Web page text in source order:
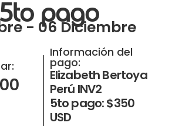
pago
- 06 Diciembre
Información del
pago:
Elizabeth Bertoya
Perú INV2
5to pago: $350
USD